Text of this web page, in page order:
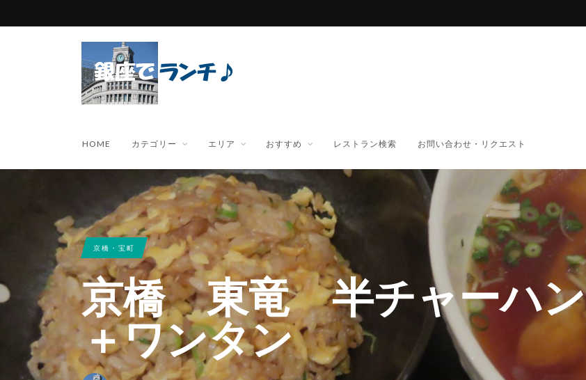
HOME カテゴリー エリア おすすめ レストラン検索 お問い合わせ・リクエスト
京橋・宝町
京橋 東竜 半チャーハン
＋ワンタン